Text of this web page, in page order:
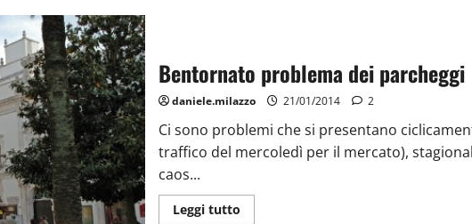
Bentornato problema dei parcheggi
daniele.milazzo 21/01/2014 2
Ci sono problemi che si presentano
traffico del mercoledì per il mercato),
caos...
Leggi tutto